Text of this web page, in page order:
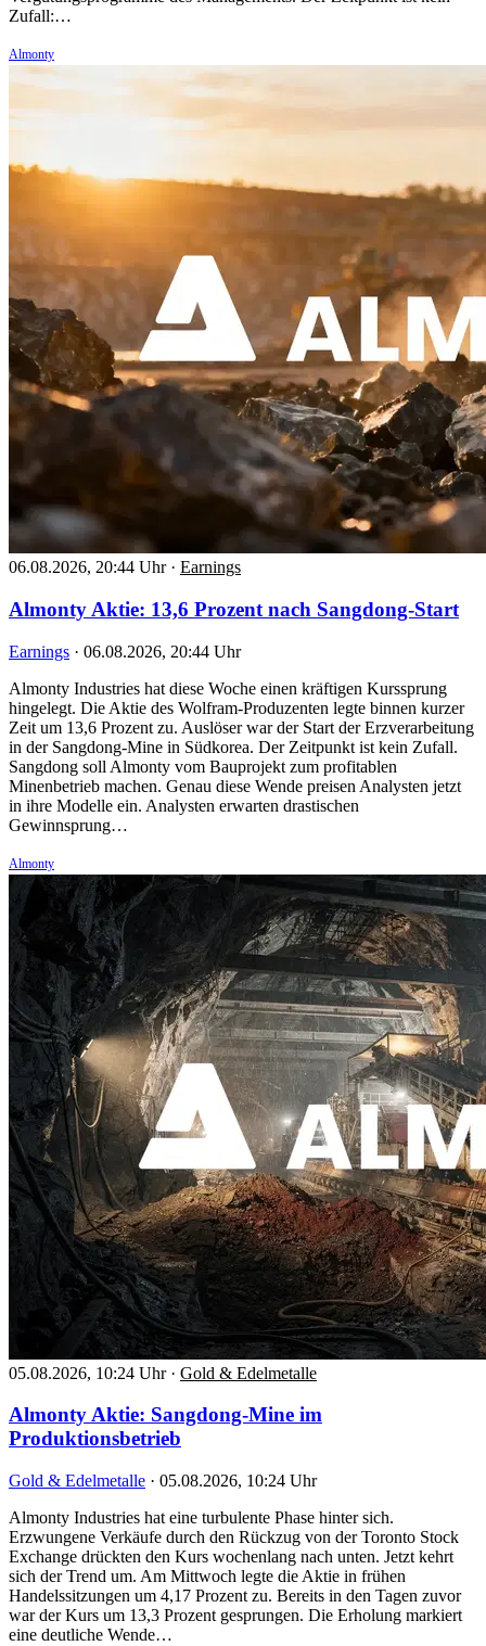
Zufall:…
Almonty
06.08.2026, 20:44 Uhr · Earnings
Almonty Aktie: 13,6 Prozent nach Sangdong-Start
Earnings · 06.08.2026, 20:44 Uhr
Almonty Industries hat diese Woche einen kräftigen Kurssprung
hingelegt. Die Aktie des Wolfram-Produzenten legte binnen kurzer
Zeit um 13,6 Prozent zu. Auslöser war der Start der Erzverarbeitung
in der Sangdong-Mine in Südkorea. Der Zeitpunkt ist kein Zufall.
Sangdong soll Almonty vom Bauprojekt zum profitablen
Minenbetrieb machen. Genau diese Wende preisen Analysten jetzt
in ihre Modelle ein. Analysten erwarten drastischen
Gewinnsprung…
Almonty
05.08.2026, 10:24 Uhr · Gold & Edelmetalle
Almonty Aktie: Sangdong-Mine im
Produktionsbetrieb
Gold & Edelmetalle · 05.08.2026, 10:24 Uhr
Almonty Industries hat eine turbulente Phase hinter sich.
Erzwungene Verkäufe durch den Rückzug von der Toronto Stock
Exchange drückten den Kurs wochenlang nach unten. Jetzt kehrt
sich der Trend um. Am Mittwoch legte die Aktie in frühen
Handelssitzungen um 4,17 Prozent zu. Bereits in den Tagen zuvor
war der Kurs um 13,3 Prozent gesprungen. Die Erholung markiert
eine deutliche Wende…